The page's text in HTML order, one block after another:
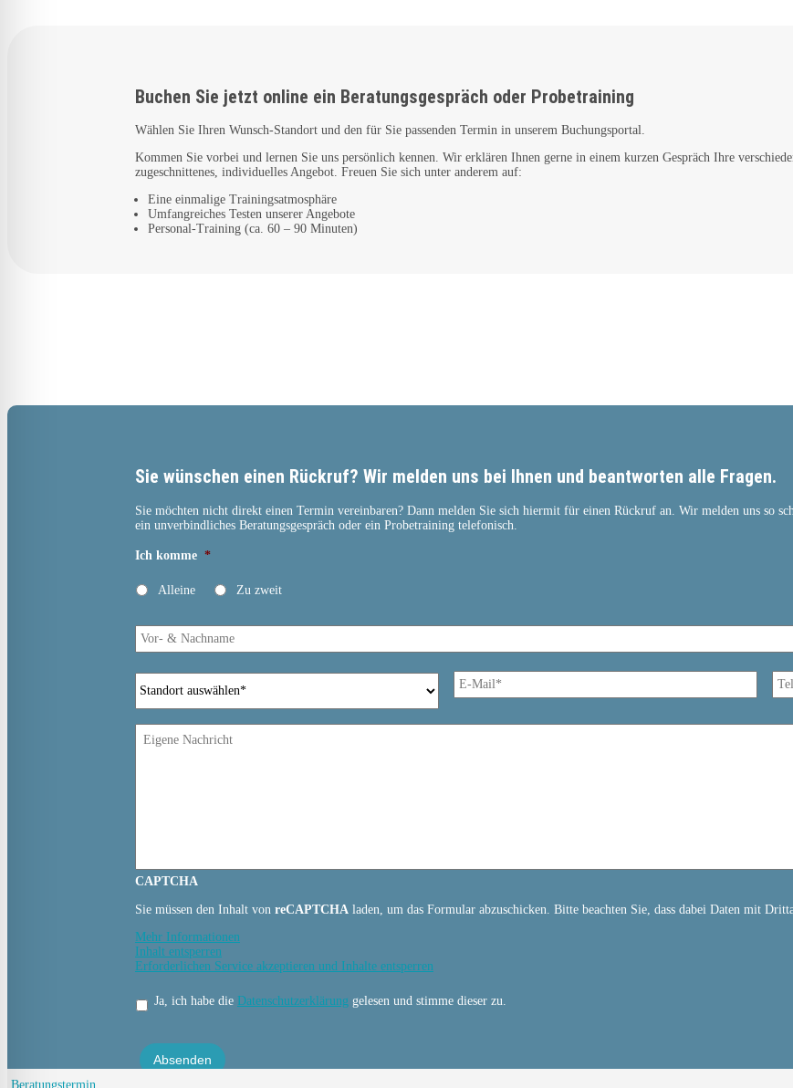
Buchen Sie jetzt online ein Beratungsgespräch oder Probetraining
Wählen Sie Ihren Wunsch-Standort und den für Sie passenden Termin in unserem Buchungsportal.
Kommen Sie vorbei und lernen Sie uns persönlich kennen. Wir erklären Ihnen gerne in einem kurzen Gespräch Ihre
zugeschnittenes, individuelles Angebot. Freuen Sie sich unter anderem auf:
Eine einmalige Trainingsatmosphäre
Umfangreiches Testen unserer Angebote
Personal-Training (ca. 60 – 90 Minuten)
Sie wünschen einen Rückruf? Wir melden uns bei Ihnen und beantworten alle Fragen.
Sie möchten nicht direkt einen Termin vereinbaren? Dann melden Sie sich hiermit für einen Rückruf an. Wir melden uns so
ein unverbindliches Beratungsgespräch oder ein Probetraining telefonisch.
Ich komme *
Alleine Zu zweit
&
Nachname *
auswählen: *
Nachricht
CAPTCHA
Sie müssen den Inhalt von reCAPTCHA laden, um das Formular abzuschicken. Bitte beachten Sie, dass dabei Daten mit
Mehr Informationen
Inhalt entsperren
Erforderlichen Service akzeptieren und Inhalte entsperren
Datenschutz *
Ja, ich habe die Datenschutzerklärung gelesen und stimme dieser zu.
Beratungstermin